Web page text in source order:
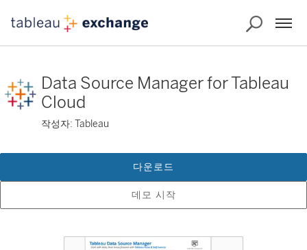
Data Source Manager for Tableau
Cloud
작성자: Tableau
데모 시작
다운로드